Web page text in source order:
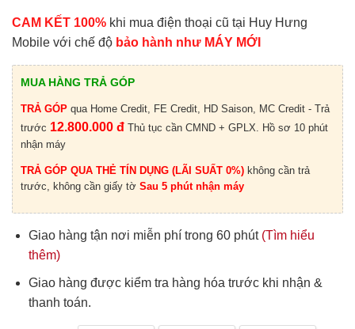
CAM KẾT 100% khi mua điện thoại cũ tại Huy Hưng
Mobile với chế độ bảo hành như MÁY MỚI
MUA HÀNG TRẢ GÓP
TRẢ GÓP qua Home Credit, FE Credit, HD Saison, MC Credit - Trả
trước 12.800.000 đ Thủ tục cần CMND + GPLX. Hồ sơ 10 phút
nhận máy
TRẢ GÓP QUA THẺ TÍN DỤNG (LÃI SUẤT 0%) không cần trả
trước, không cần giấy tờ Sau 5 phút nhận máy
Giao hàng tận nơi miễn phí trong 60 phút (Tìm hiểu
thêm)
Giao hàng được kiểm tra hàng hóa trước khi nhận &
thanh toán.